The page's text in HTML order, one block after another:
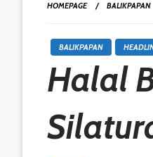
HOMEPAGE BALIKPAPAN
BALIKPAPAN
Halal